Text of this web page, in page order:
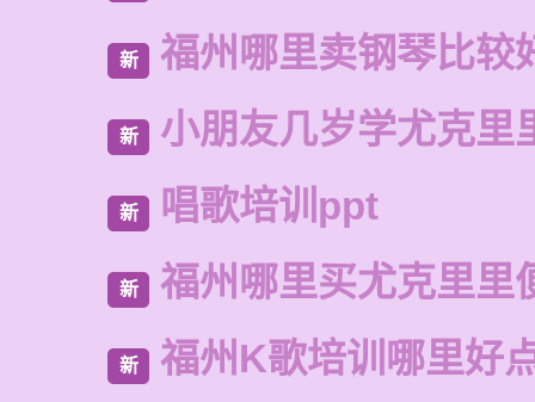
新 福州哪里卖钢琴比较
新 小朋友几岁学尤克里
新 唱歌培训ppt
新 福州哪里买尤克里里
新 福州K歌培训哪里好